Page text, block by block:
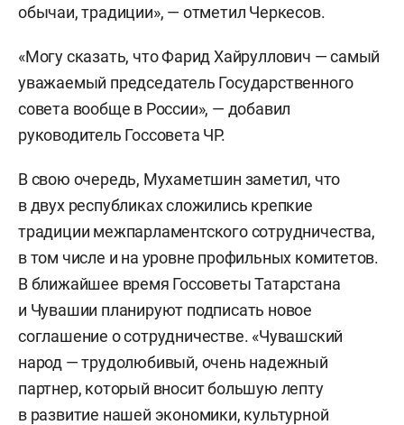
обычаи, традиции», — отметил Черкесов.
«Могу сказать, что Фарид Хайруллович — самый
уважаемый председатель Государственного
совета вообще в России», — добавил
руководитель Госсовета ЧР.
В свою очередь, Мухаметшин заметил, что
в двух республиках сложились крепкие
традиции межпарламентского сотрудничества,
в том числе и на уровне профильных комитетов.
В ближайшее время Госсоветы Татарстана
и Чувашии планируют подписать новое
соглашение о сотрудничестве. «Чувашский
народ — трудолюбивый, очень надежный
партнер, который вносит большую лепту
в развитие нашей экономики, культурной